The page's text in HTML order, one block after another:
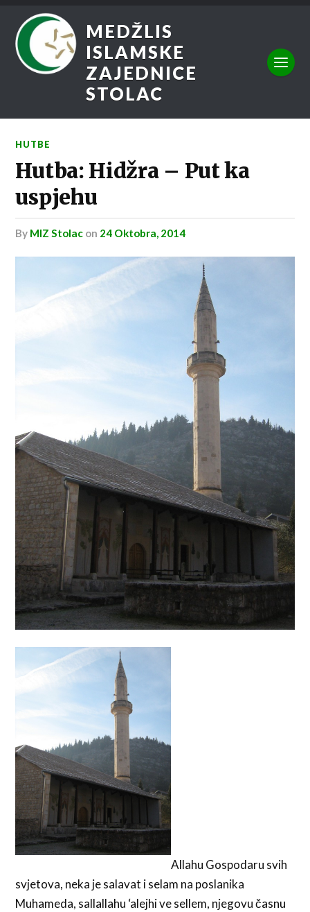
MEDŽLIS
ISLAMSKE
ZAJEDNICE
STOLAC
HUTBE
Hutba: Hidžra – Put ka
uspjehu
by MIZ Stolac on 24 Oktobra, 2014
Allahu Gospodaru svih
svjetova, neka je salavat i selam na poslanika
Muhameda, sallallahu ‘alejhi ve sellem, njegovu časnu